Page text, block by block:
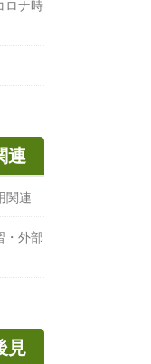
ロナ時
連
関連
・外部
見